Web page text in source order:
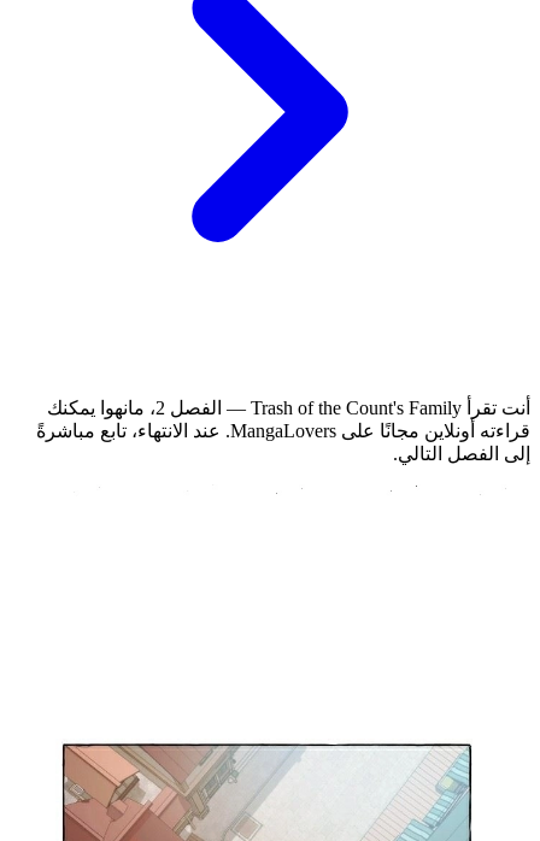
أنت تقرأ Trash of the Count's Family — الفصل 2، مانهوا يمكنك
قراءته أونلاين مجانًا على MangaLovers.
عند الانتهاء، تابع مباشرةً
إلى الفصل التالي.